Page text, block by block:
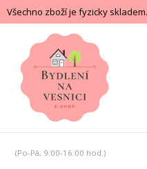
Všechno zboží je fyzicky
(Po-Pá, 9:00-16:00 hod.)